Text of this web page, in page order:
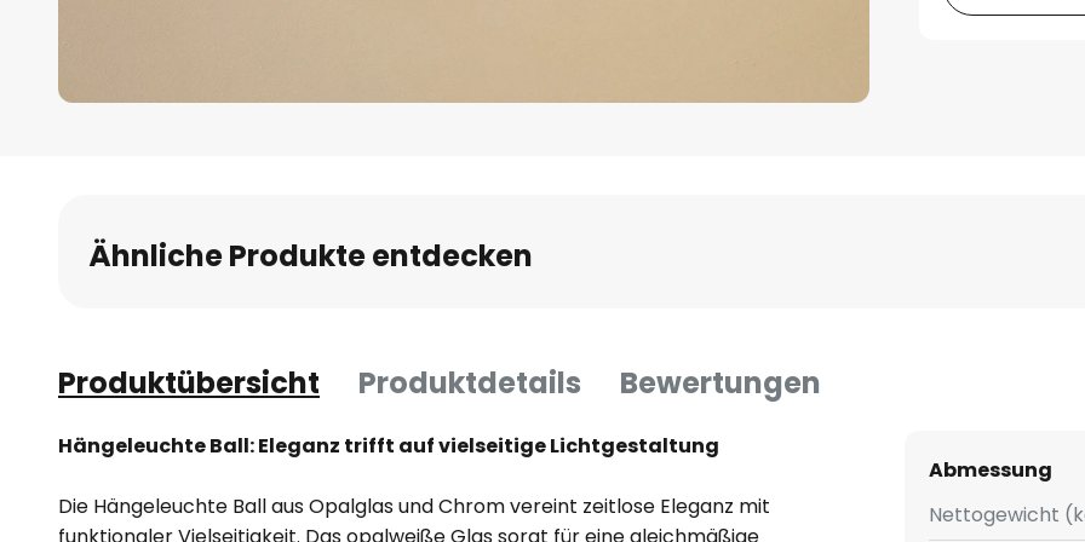
Bildgalerie
springen
Ähnliche Produkte entdecken
Produktübersicht Produktdetails Bewertungen
Hängeleuchte Ball: Eleganz trifft auf vielseitige Lichtgestaltung
Die Hängeleuchte Ball aus Opalglas und Chrom vereint zeitlose Eleganz mit
Abmessung
Nettogewicht